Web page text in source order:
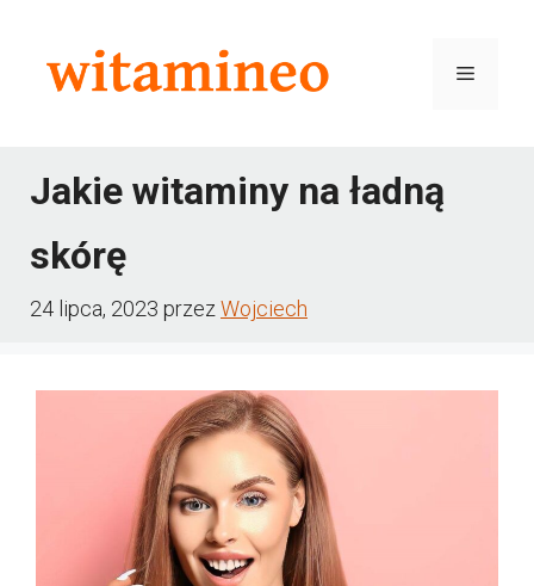
Menu
Jakie witaminy na ładną
skórę
24 lipca, 2023 przezWojciech